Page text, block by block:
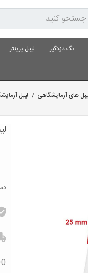
تگ دزدگیر لیبل پرینتر
های آزمایشگاهی / لیبل آزمایشگاهی 25*35 کم